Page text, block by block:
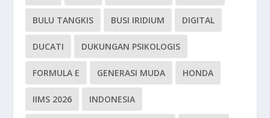
BULU TANGKIS BUSI IRIDIUM DIGITAL
DUCATI DUKUNGAN PSIKOLOGIS
FORMULA E GENERASI MUDA HONDA
IIMS 2026 INDONESIA